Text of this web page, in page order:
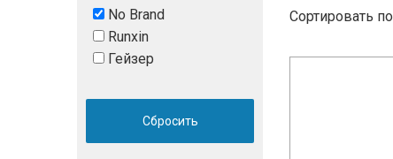
No Brand
Runxin
Гейзер
Сбросить
Сортировать по